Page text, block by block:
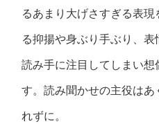
るあまり大げさすぎる表
る抑揚や身ぶり手ぶり、
読み手に注目してしまい想
す。読み聞かせの主役は
れずに。